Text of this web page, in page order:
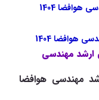
1404
هوافضا 1404
ارشد مهندسی
مهندسی هوافضا